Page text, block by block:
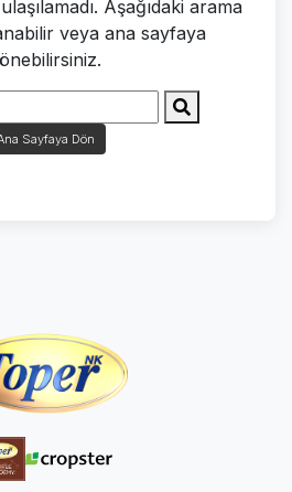
Aşağıdaki arama
veya ana sayfaya
Sayfaya Dön